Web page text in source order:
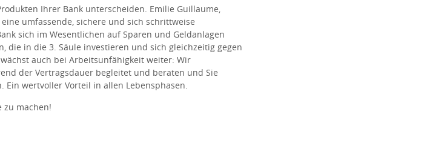
Ihrer Bank unterscheiden. Emilie Guillaume,
umfassende, sichere und sich schrittweise
sich im Wesentlichen auf Sparen und Geldanlagen
die in die 3. Säule investieren und sich gleichzeitig gegen
auch bei Arbeitsunfähigkeit weiter: Wir
der Vertragsdauer begleitet und beraten und Sie
Ein wertvoller Vorteil in allen Lebensphasen.
zu machen!